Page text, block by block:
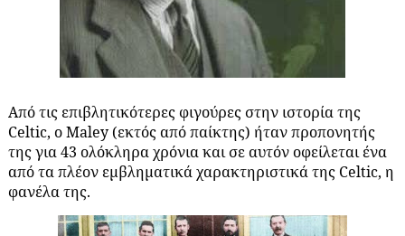
Από τις επιβλητικότερες φιγούρες στην ιστορία της
Celtic, o Μaley (εκτός από παίκτης) ήταν προπονητής
της για 43 ολόκληρα χρόνια και σε αυτόν οφείλεται ένα
από τα πλέον εμβληματικά χαρακτηριστικά της Celtic, η
φανέλα της.